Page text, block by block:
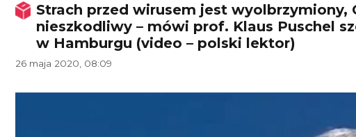
Strach przed wirusem jest wyolbrzymiony,
nieszkodliwy – mówi prof. Klaus Puschel
w Hamburgu (video – polski lektor)
26 maja 2020, 08:09